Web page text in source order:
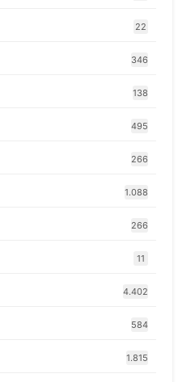
22
346
138
495
266
1.088
266
11
4.402
584
1.815